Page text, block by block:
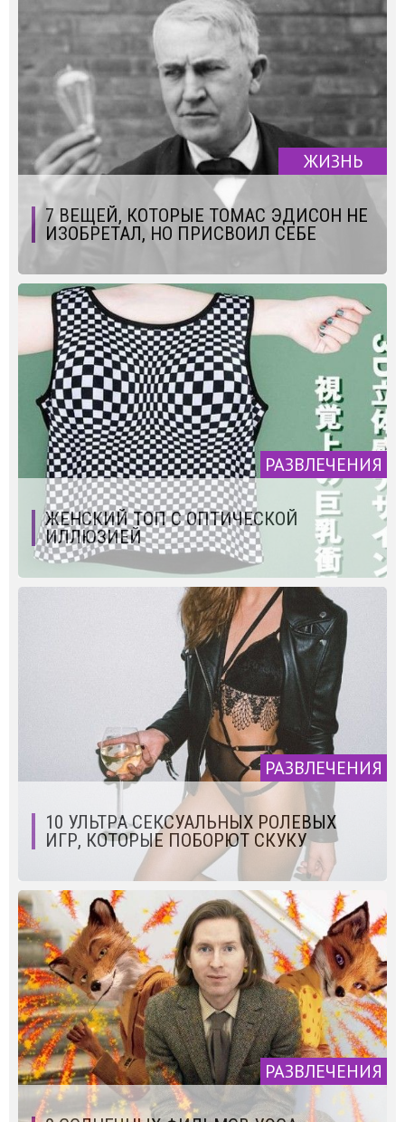
ЖИЗНЬ
7 ВЕЩЕЙ, КОТОРЫЕ ТОМАС ЭДИСОН НЕ
ИЗОБРЕТАЛ, НО ПРИСВОИЛ СЕБЕ
РАЗВЛЕЧЕНИЯ
ЖЕНСКИЙ ТОП С ОПТИЧЕСКОЙ
ИЛЛЮЗИЕЙ
РАЗВЛЕЧЕНИЯ
10 УЛЬТРА СЕКСУАЛЬНЫХ РОЛЕВЫХ
ИГР, КОТОРЫЕ ПОБОРЮТ СКУКУ
РАЗВЛЕЧЕНИЯ